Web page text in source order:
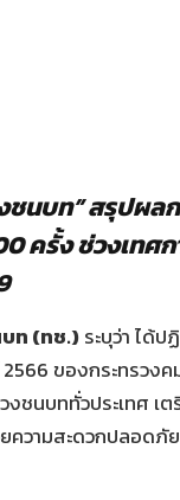
ชนบท” สรุปผล
ครั้ง ช่วงเทศ
ท (ทช.) ระบุว่า ได้
ของกระทรวง
งชนบททั่วประเทศ
ความสะดวกปลอดภั